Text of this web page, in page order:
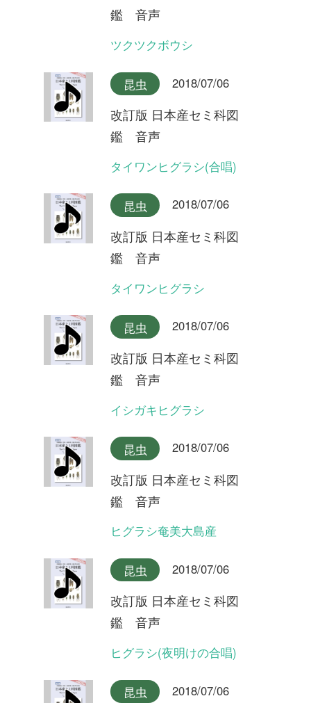
改訂版 日本産セミ科図
イワサキヒメハルゼミ
昆虫 2018/07/06
改訂版 日本産セミ科図
鑑 音声
改訂版 日本産セミ科図
鑑 音声
オキナワヒメハルゼミ
昆虫 2018/07/06
改訂版 日本産セミ科図
鑑 音声
ダイトウヒメハルゼミ
昆虫 2018/07/06
改訂版 日本産セミ科図
鑑 音声
ヒメハルゼミ奄美大島産
昆虫 2018/07/06
鑑 音声
ヒメハルゼミ(夕方の合唱)
昆虫 2018/07/06
改訂版 日本産セミ科図
ヒメハルゼミ(日中の合唱)
昆虫 2018/07/06